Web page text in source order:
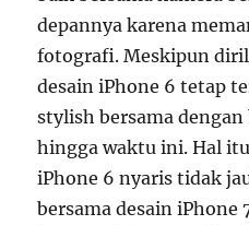
depannya karena
fotografi. Meskipun
desain iPhone 6 tetap
stylish bersama
hingga waktu ini. Hal
iPhone 6 nyaris tidak
bersama desain iPhone